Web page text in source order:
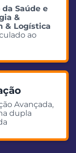
da Saúde e
&
& Logística
ao
Avançada,
dupla